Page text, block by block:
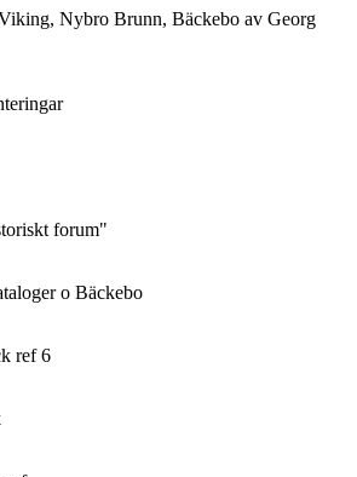
Nybro Brunn, Bäckebo av Georg
forum"
o Bäckebo
ref 6